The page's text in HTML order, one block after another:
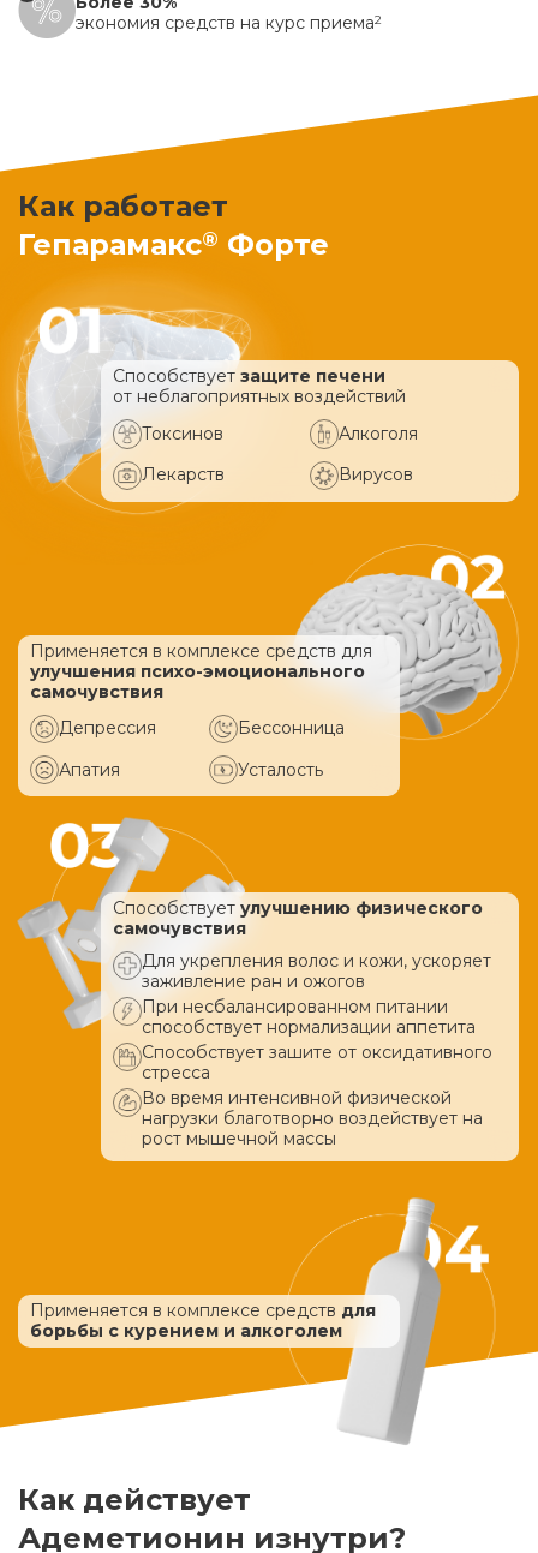
экономия средств на курс приема2
Как работает
Гепарамакс® Форте
Способствует защите печени
от неблагоприятных воздействий
Токсинов
Алкоголя
Лекарств
Вирусов
Применяется в комплексе средств для
улучшения психо-эмоционального
самочувствия
Депрессия
Бессонница
Апатия
Усталость
Способствует улучшению физического
самочувствия
Для укрепления волос и кожи, ускоряет
заживление ран и ожогов
При несбалансированном питании
способствует нормализации аппетита
Способствует зашите от оксидативного
стресса
Во время интенсивной физической
нагрузки благотворно воздействует на
рост мышечной массы
Применяется в комплексе средств для
борьбы с курением и алкоголем
Как действует
Адеметионин изнутри?